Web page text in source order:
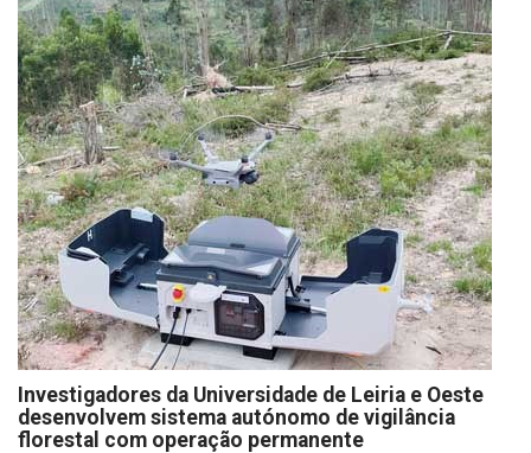
Investigadores da Universidade de Leiria e Oeste
desenvolvem sistema autónomo de vigilância
florestal com operação permanente